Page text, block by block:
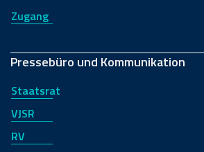
Zugang
Pressebüro und Kommunikation
Staatsrat
VJSR
RV